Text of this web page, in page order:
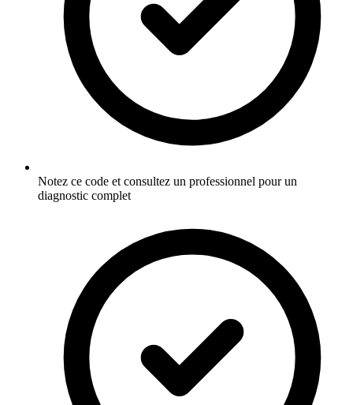
Notez ce code et consultez un professionnel pour un
diagnostic complet